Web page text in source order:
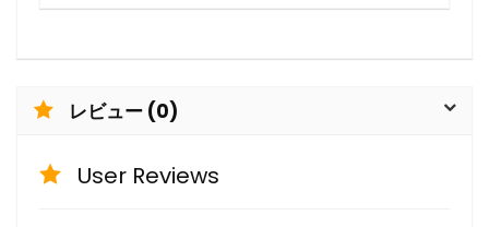
レビュー (0)
User Reviews